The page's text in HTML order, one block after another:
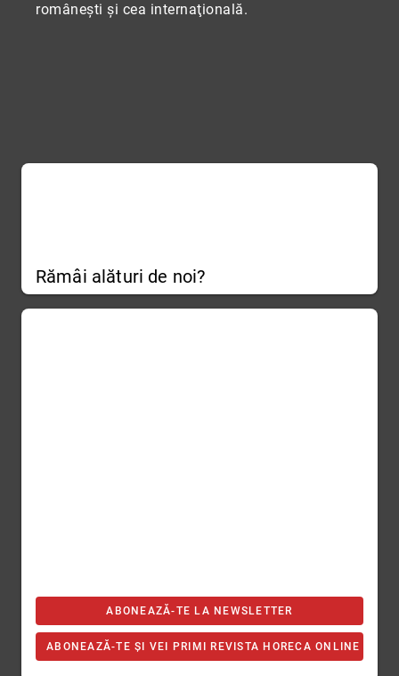
româneşti şi cea internaţională.
Rămâi alături de noi?
ABONEAZĂ-TE LA NEWSLETTER
ABONEAZĂ-TE ȘI VEI PRIMI REVISTA HORECA ONLINE